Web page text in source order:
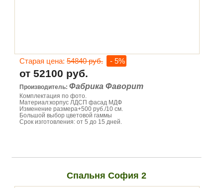
Старая цена: 54840 руб. - 5%
от 52100 руб.
Производитель: Фабрика Фаворит
Комплектация по фото.
Материал:корпус ЛДСП фасад МДФ
Изменение размера+500 руб./10 см.
Большой выбор цветовой гаммы
Срок изготовления: от 5 до 15 дней.
Спальня София 2